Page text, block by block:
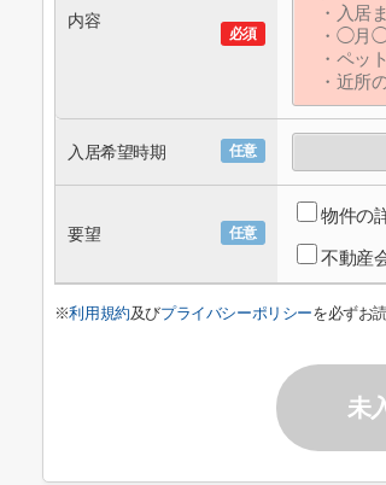
必須
内容
任意
入居希望時期
任意
要望
物件の
不動産
※利用規約及びプライバシーポリシーを必ずお
未